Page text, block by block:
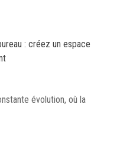
: créez un espace
évolution, où la